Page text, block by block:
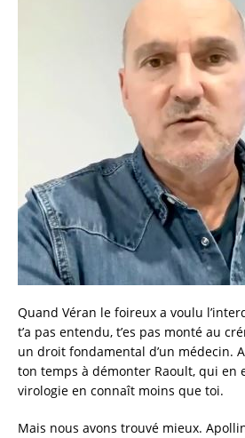
Quand Véran le foireux a voulu
t’a pas entendu, t’es pas monté au
un droit fondamental d’un médecin.
ton temps à démonter Raoult, qui en
virologie en connaît moins que toi.
Mais nous avons trouvé mieux.